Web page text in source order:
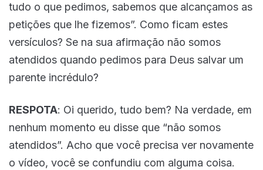
tudo o que pedimos, sabemos que alcançamos as
petições que lhe fizemos”. Como ficam estes
versículos? Se na sua afirmação não somos
atendidos quando pedimos para Deus salvar um
parente incrédulo?
RESPOTA: Oi querido, tudo bem? Na verdade, em
nenhum momento eu disse que “não somos
atendidos”. Acho que você precisa ver novamente
o vídeo, você se confundiu com alguma coisa.